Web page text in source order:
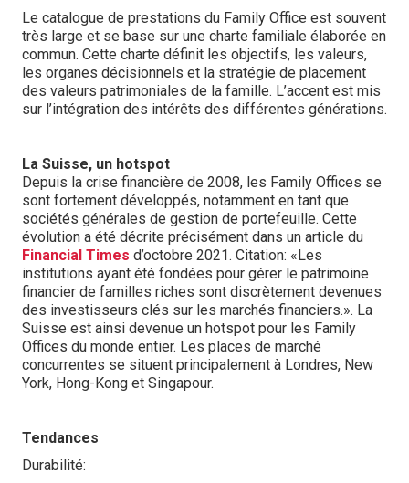
Le catalogue de prestations du Family Office est souvent
très large et se base sur une charte familiale élaborée en
commun. Cette charte définit les objectifs, les valeurs,
les organes décisionnels et la stratégie de placement
des valeurs patrimoniales de la famille. L’accent est mis
sur l’intégration des intérêts des différentes générations.
La Suisse, un hotspot
Depuis la crise financière de 2008, les Family Offices se
sont fortement développés, notamment en tant que
sociétés générales de gestion de portefeuille. Cette
évolution a été décrite précisément dans un article du
Financial Times d’octobre 2021. Citation: «Les
institutions ayant été fondées pour gérer le patrimoine
financier de familles riches sont discrètement devenues
des investisseurs clés sur les marchés financiers.». La
Suisse est ainsi devenue un hotspot pour les Family
Offices du monde entier. Les places de marché
concurrentes se situent principalement à Londres, New
York, Hong-Kong et Singapour.
Tendances
Durabilité: